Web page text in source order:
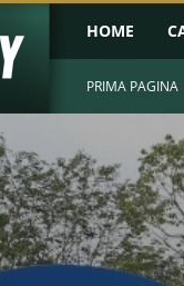
HOME
PRIMA PAGINA